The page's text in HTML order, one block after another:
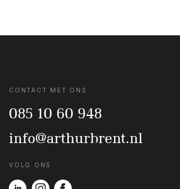
CONTACT MET ONS
085 10 60 948
info@arthurbrent.nl
VOLG ONS